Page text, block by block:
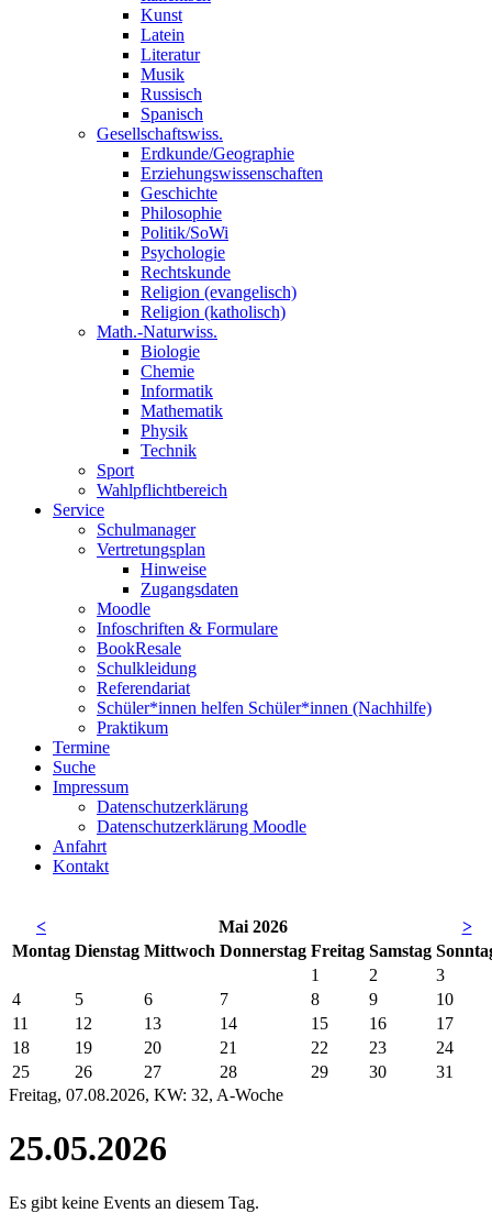
Kunst
Latein
Literatur
Musik
Russisch
Spanisch
Gesellschaftswiss.
Erdkunde/Geographie
Erziehungswissenschaften
Geschichte
Philosophie
Politik/SoWi
Psychologie
Rechtskunde
Religion (evangelisch)
Religion (katholisch)
Math.-Naturwiss.
Biologie
Chemie
Informatik
Mathematik
Physik
Technik
Sport
Wahlpflichtbereich
Service
Schulmanager
Vertretungsplan
Hinweise
Zugangsdaten
Moodle
Infoschriften & Formulare
BookResale
Schulkleidung
Referendariat
Schüler*innen helfen Schüler*innen (Nachhilfe)
Praktikum
Termine
Suche
Impressum
Datenschutzerklärung
Datenschutzerklärung Moodle
Anfahrt
Kontakt
< Mai 2026
>
Montag Dienstag Mittwoch Donnerstag Freitag Samstag So
1
2
3
4
5 6 7 8 9
10
11
12 13 14 15 16
17
18
19 20 21 22 23
24
25
26 27 28 29 30
31
Freitag, 07.08.2026, KW: 32, A-Woche
25.05.2026
Es gibt keine Events an diesem Tag.